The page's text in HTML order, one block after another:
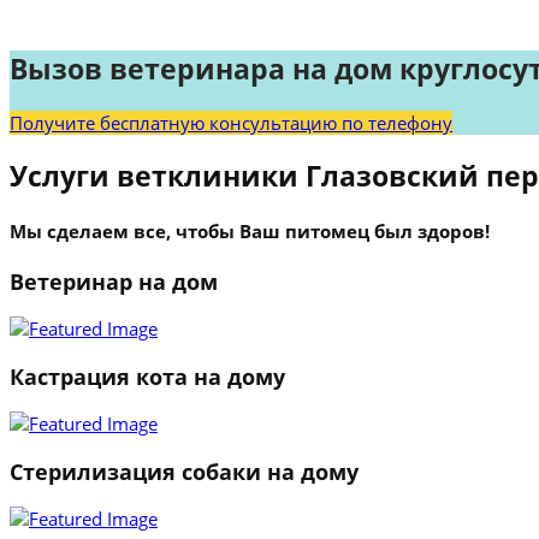
Вызов ветеринара на дом
Получите бесплатную консультацию по телефону
Услуги ветклиники Глазовский
Мы сделаем все, чтобы Ваш питомец был здоров!
Ветеринар на дом
Кастрация кота на дому
Стерилизация собаки на дому